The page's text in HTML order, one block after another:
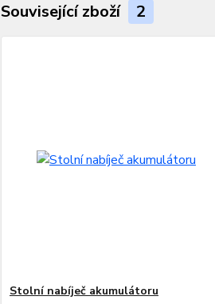
Související zboží 2
Stolní nabíječ akumulátoru